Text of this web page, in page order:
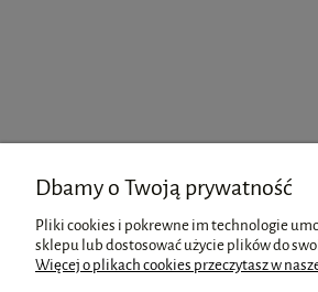
Pomoc
Dbamy o Twoją prywatność
Pliki cookies i pokrewne im technologie
sklepu lub dostosować użycie plików do
Więcej o plikach cookies przeczytasz w